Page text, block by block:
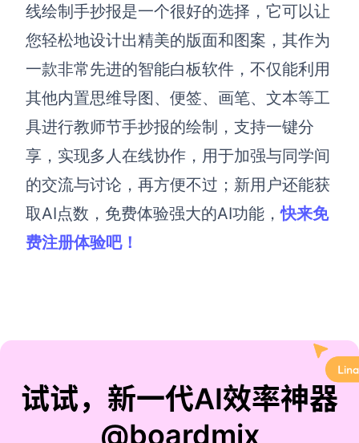
线绘制手抄报是一个很好的选择，它可以让
您轻松地设计出精美的版面和图案 ，其作为
一款非常先进的智能白板软件，不仅能利用
其他内置思维导图、便签、画笔、文本等工
具进行教师节手抄报的绘制，支持一键分
享，实现多人在线协作，用于加强与同学间
的交流与讨论，再方便不过；新用户还能获
取AI点数，免费体验强大的AI功能，快来免
费注册体验吧！
试试，新一代AI效率神器
@boardmix